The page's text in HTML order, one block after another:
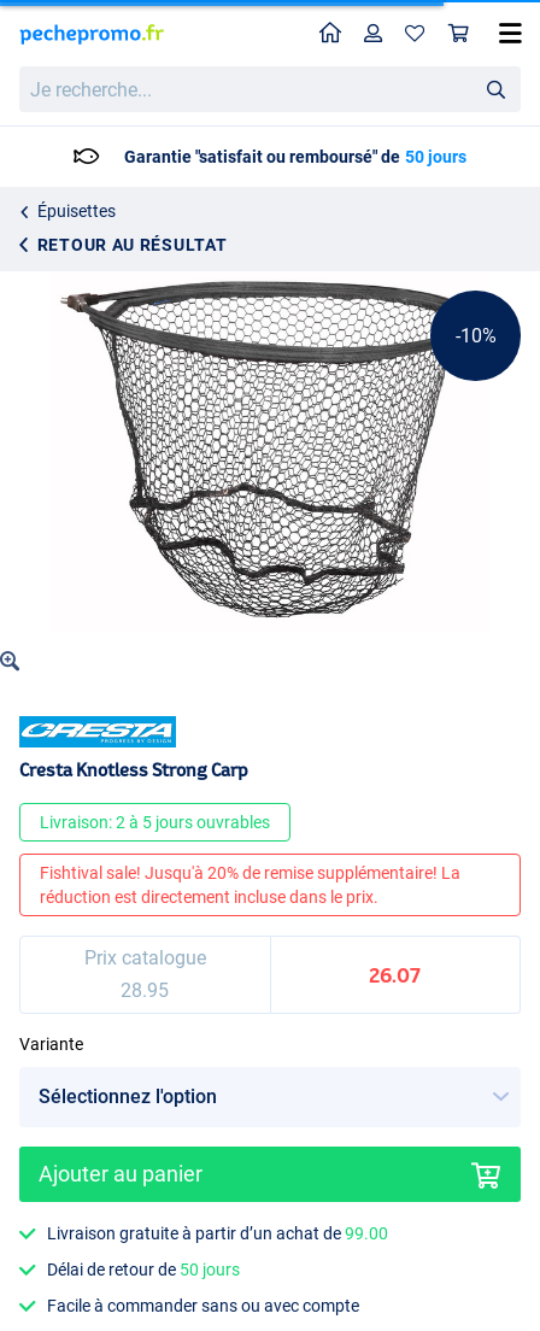
recherche...
HomeProfil
Garantie "satisfait ou remboursé" de 50 jours
Épuisettes
RETOUR AU RÉSULTAT
Cresta Knotless Strong Carp
-10%
Cresta Knotless Strong Carp
Livraison: 2 à 5 jours ouvrables
Fishtival sale! Jusqu'à 20% de remise supplémentaire! La
réduction est directement incluse dans le prix.
Prix catalogue
28.95
26.07
Variante
Ajouter au panier
Livraison gratuite à partir d’un achat de99.00
Délai de retour de 50 jours
Facile à commander sans ou avec compte